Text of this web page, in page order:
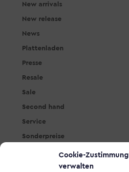
Cookie-Zustimmung
verwalten
New arrivals
New release
News
Plattenladen
Presse
Resale
Sale
Second hand
Service
Sonderpreise
Tasteninstrumente